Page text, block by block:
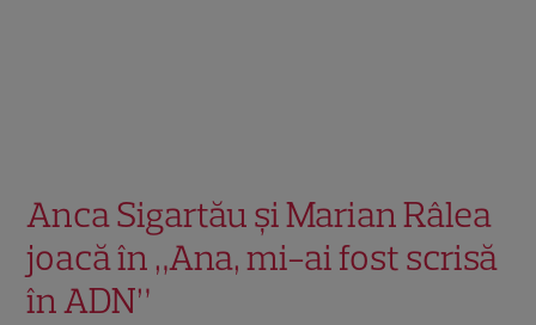
Anca Sigartău şi Marian Râlea
joacă în „Ana, mi-ai fost scrisă
în ADN”